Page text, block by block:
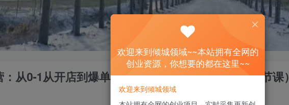
从0-1从开店到爆单 单店30万销售额（更至8月-36节课）
欢迎来到倾城领域~~本站拥有全网的
创业资源，你想要的都在这里~~
欢迎来到倾城领域